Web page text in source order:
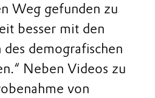
Weg gefunden zu
besser mit den
demografischen
Neben Videos zu
von